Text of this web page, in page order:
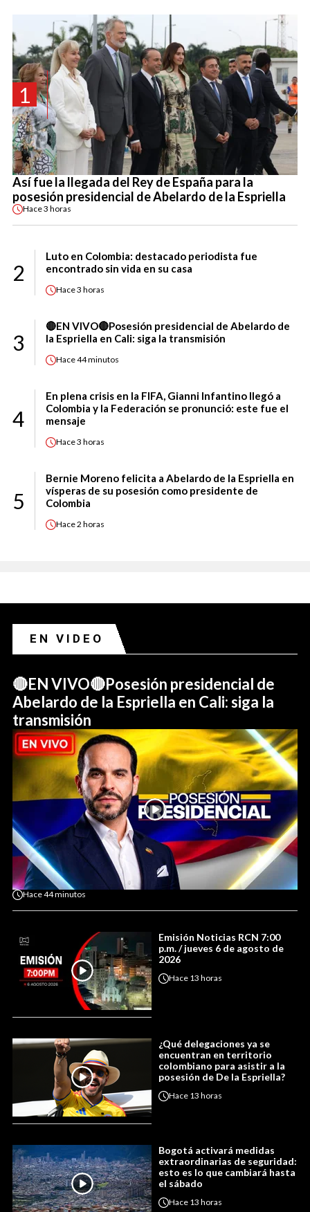
1
Así fue la llegada del Rey de España para la
posesión presidencial de Abelardo de la Espriella
Hace3 horas
2
Luto en Colombia: destacado periodista fue
encontrado sin vida en su casa
Hace3 horas
3
🔴EN VIVO🔴Posesión presidencial de Abelardo de
la Espriella en Cali: siga la transmisión
Hace44 minutos
4
En plena crisis en la FIFA, Gianni Infantino llegó a
Colombia y la Federación se pronunció: este fue el
mensaje
Hace3 horas
5
Bernie Moreno felicita a Abelardo de la Espriella en
vísperas de su posesión como presidente de
Colombia
Hace2 horas
EN VIDEO
🔴EN VIVO🔴Posesión presidencial de
Abelardo de la Espriella en Cali: siga la
transmisión
Hace44 minutos
Emisión Noticias RCN 7:00
p.m. / jueves 6 de agosto de
2026
Hace 13 horas
¿Qué delegaciones ya se
encuentran en territorio
colombiano para asistir a la
posesión de De la Espriella?
Hace 13 horas
Bogotá activará medidas
extraordinarias de seguridad:
esto es lo que cambiará hasta
el sábado
Hace 13 horas